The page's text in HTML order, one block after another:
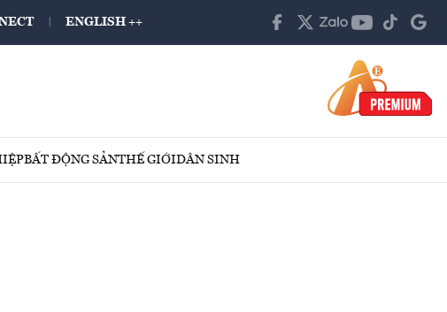
ENGLISH ++
BẤT ĐỘNG SẢNTHẾ GIỚIDÂN SINH